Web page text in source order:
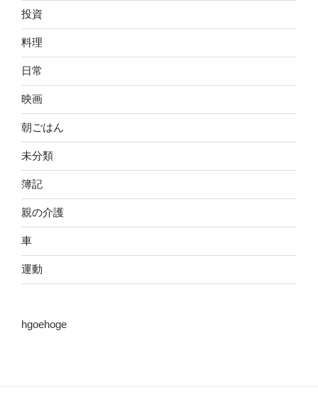
投資
料理
日常
映画
朝ごはん
未分類
簿記
親の介護
車
運動
hgoehoge